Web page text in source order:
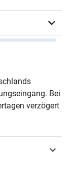
Bei
verzögert